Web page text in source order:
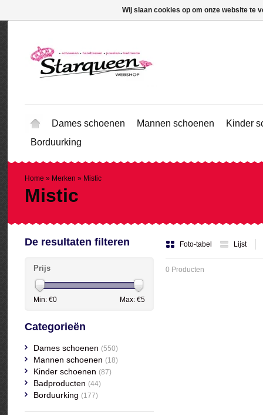
Dames schoenen Mannen schoenen
Kinder
Borduurking
Home » Merken » Mistic
Mistic
Foto-tabel Lijst
0 Producten
De resultaten filteren
Prijs
Min: €0 Max: €5
Categorieën
Dames schoenen (550)
Mannen schoenen (18)
Kinder schoenen (87)
Badproducten (44)
Borduurking (177)
Wij slaan cookies op om onze website te